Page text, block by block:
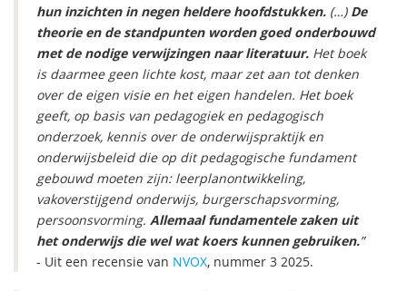
hun inzichten in negen heldere hoofdstukken. (…) De
theorie en de standpunten worden goed onderbouwd
met de nodige verwijzingen naar literatuur. Het boek
is daarmee geen lichte kost, maar zet aan tot denken
over de eigen visie en het eigen handelen. Het boek
geeft, op basis van pedagogiek en pedagogisch
onderzoek, kennis over de onderwijspraktijk en
onderwijsbeleid die op dit pedagogische fundament
gebouwd moeten zijn: leerplanontwikkeling,
vakoverstijgend onderwijs, burgerschapsvorming,
persoonsvorming. Allemaal fundamentele zaken uit
het onderwijs die wel wat koers kunnen gebruiken.”
- Uit een recensie van NVOX, nummer 3 2025.